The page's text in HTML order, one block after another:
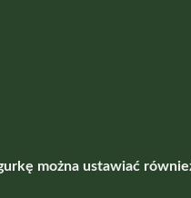
można ustawiać